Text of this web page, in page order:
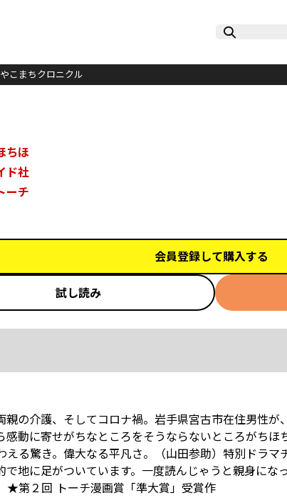
こまちクロニクル
ちほ
ド社
ーチ
会員登録して購入する
試し読み
の介護、そしてコロナ禍。岩手県宮古市在住男性
動に寄せがちなところをそうならないところがちほ
る驚き。偉大なる平凡さ。（山田参助）特別ドラマ
地に足がついています。一度読んじゃうと親身にな
★第２回 トーチ漫画賞「準大賞」受賞作